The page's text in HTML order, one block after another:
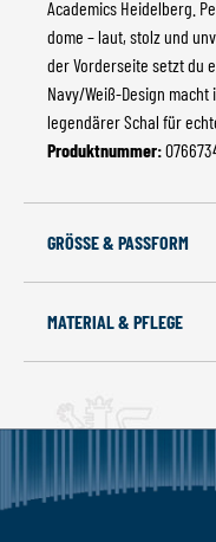
Academics Heidelberg.
dome – laut, stolz und
der Vorderseite setzt du
Navy/Weiß-Design
legendärer Schal für
Produktnummer:
GRÖSSE & PASSFORM
MATERIAL & PFLEGE